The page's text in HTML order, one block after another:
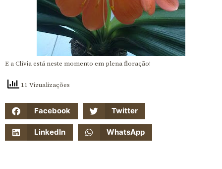
E a Clívia está neste momento em plena floração!
11 Vizualizações
Facebook Twitter
LinkedIn WhatsApp